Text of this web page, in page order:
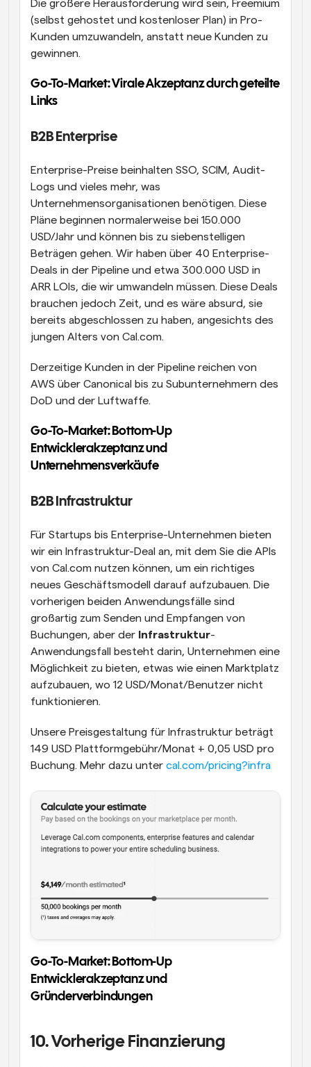
Die größere Herausforderung wird sein, Freemium
(selbst gehostet und kostenloser Plan) in Pro-
Kunden umzuwandeln, anstatt neue Kunden zu
gewinnen.
Go-To-Market: Virale Akzeptanz durch geteilte
Links
B2B Enterprise
Enterprise-Preise beinhalten SSO, SCIM, Audit-
Logs und vieles mehr, was
Unternehmensorganisationen benötigen. Diese
Pläne beginnen normalerweise bei 150.000
USD/Jahr und können bis zu siebenstelligen
Beträgen gehen. Wir haben über 40 Enterprise-
Deals in der Pipeline und etwa 300.000 USD in
ARR LOIs, die wir umwandeln müssen. Diese Deals
brauchen jedoch Zeit, und es wäre absurd, sie
bereits abgeschlossen zu haben, angesichts des
jungen Alters von Cal.com.
Derzeitige Kunden in der Pipeline reichen von
AWS über Canonical bis zu Subunternehmern des
DoD und der Luftwaffe.
Go-To-Market: Bottom-Up
Entwicklerakzeptanz und
Unternehmensverkäufe
B2B Infrastruktur
Für Startups bis Enterprise-Unternehmen bieten
wir ein Infrastruktur-Deal an, mit dem Sie die APIs
von Cal.com nutzen können, um ein richtiges
neues Geschäftsmodell darauf aufzubauen. Die
vorherigen beiden Anwendungsfälle sind
großartig zum Senden und Empfangen von
Buchungen, aber der Infrastruktur-
Anwendungsfall besteht darin, Unternehmen eine
Möglichkeit zu bieten, etwas wie einen Marktplatz
aufzubauen, wo 12 USD/Monat/Benutzer nicht
funktionieren.
Unsere Preisgestaltung für Infrastruktur beträgt
149 USD Plattformgebühr/Monat + 0,05 USD pro
Buchung. Mehr dazu unter cal.com/pricing?infra
Go-To-Market: Bottom-Up
Entwicklerakzeptanz und
Gründerverbindungen
10. Vorherige Finanzierung